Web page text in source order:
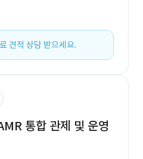
견적 상담 받으세요.
통합 관제 및 운영